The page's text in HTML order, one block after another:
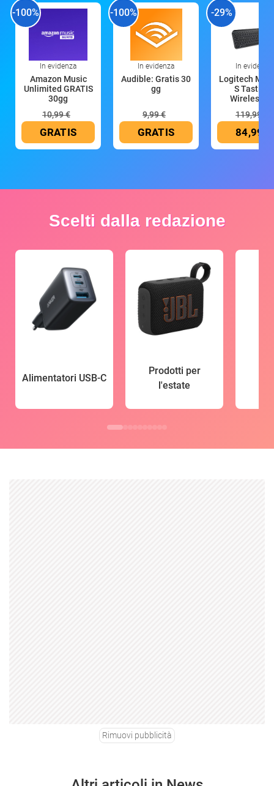
-100%
In evidenza
Amazon Music
Unlimited GRATIS
30gg
10,99 €
GRATIS
-100%
In evidenza
Audible: Gratis 30
gg
9,99 €
GRATIS
-29%
In evidenza
Logitech MX
S Tastiera
Wireless
119,99 €
84,99 €
Scelti dalla redazione
Alimentatori USB-C
Prodotti per
l'estate
Rimuovi pubblicità